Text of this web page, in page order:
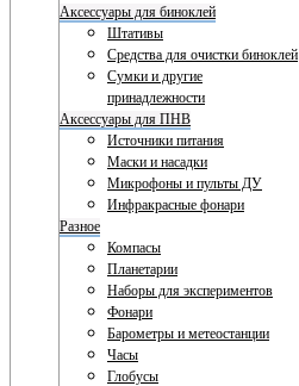
Аксессуары для биноклей
Штативы
Средства для очистки биноклей
Сумки и другие
принадлежности
Аксессуары для ПНВ
Источники питания
Маски и насадки
Микрофоны и пульты ДУ
Инфракрасные фонари
Разное
Компасы
Планетарии
Наборы для экспериментов
Фонари
Барометры и метеостанции
Часы
Глобусы